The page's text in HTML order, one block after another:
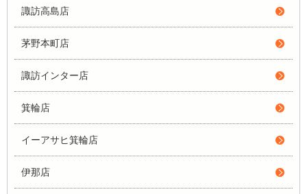
諏訪高島店
茅野本町店
諏訪インター店
箕輪店
イーアサヒ箕輪店
伊那店